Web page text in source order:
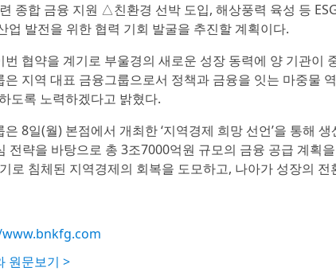
종합 금융 지원 △친환경 선박 도입, 해상풍력 육성 등
발전을 위한 협력 기회 발굴을 추진할 계획이다.
번 협약을 계기로 부울경의 새로운 성장 동력에 양 기관이
지역 대표 금융그룹으로서 정책과 금융을 잇는 마중물
도록 노력하겠다고 밝혔다.
8일(월) 본점에서 개최한 ‘지역경제 희망 선언’을 통해
전략을 바탕으로 총 3조7000억원 규모의 금융 공급 계획
로 침체된 지역경제의 회복을 도모하고, 나아가 성장의
원문보기 >